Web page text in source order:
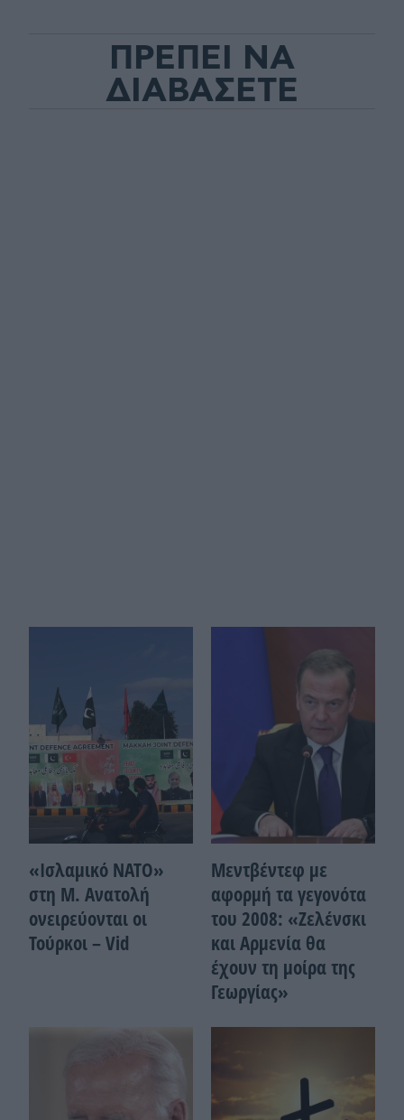
ΠΡΕΠΕΙ ΝΑ
ΔΙΑΒΑΣΕΤΕ
«Ισλαμικό ΝΑΤΟ»
στη Μ. Ανατολή
ονειρεύονται οι
Τούρκοι – Vid
Μεντβέντεφ με
αφορμή τα γεγονότα
του 2008: «Ζελένσκι
και Αρμενία θα
έχουν τη μοίρα της
Γεωργίας»